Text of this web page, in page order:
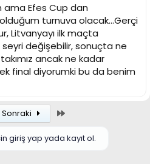
ama Efes Cup dan
turnuva olacak...Gerçi
Litvanyayı ilk maçta
değişebilir, sonuçta ne
ancak ne kadar
final diyorumki bu da benim
Sonraki
giriş yap yada kayıt ol.